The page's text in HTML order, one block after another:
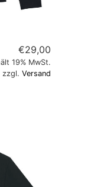
€29,00
19% MwSt.
zzgl.Versand